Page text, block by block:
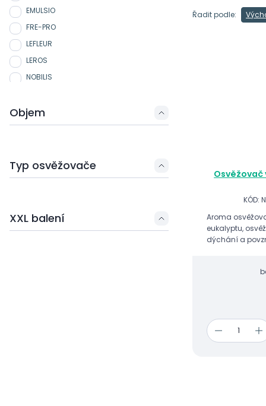
EMULSIO
FRE-PRO
LEFLEUR
LEROS
NOBILIS
TIERRA VERDE
Objem
Typ osvěžovače
XXL balení
Řadit podle:
Osvěžovač
KÓD:
Aroma
eukalyptu,
dýchání a